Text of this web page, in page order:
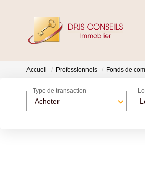
Accueil Professionnels Fonds de
Acheter
Type de transaction